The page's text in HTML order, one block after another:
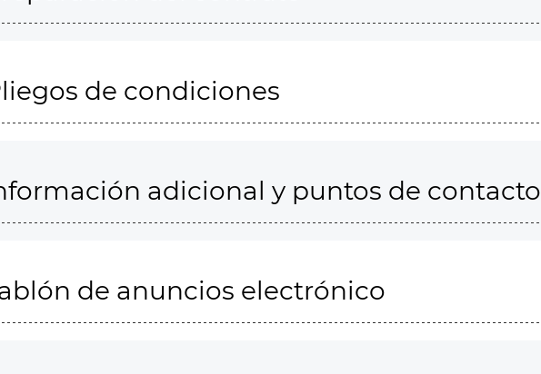
de condiciones
adicional y puntos de contacto
de anuncios electrónico